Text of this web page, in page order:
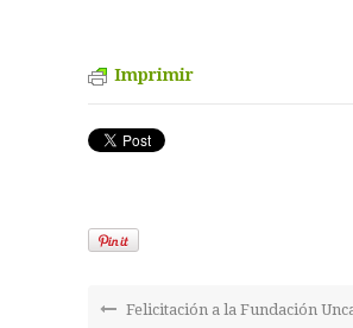
Imprimir
Felicitación a la Fundación